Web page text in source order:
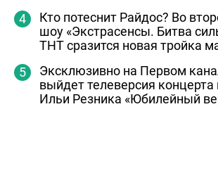
Кто потеснит Райдос? Во
шоу «Экстрасенсы. Битва
ТНТ сразится новая тройка
Эксклюзивно на Первом
выйдет телеверсия
Ильи Резника «Юбилейный